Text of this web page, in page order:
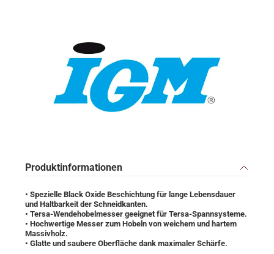
Produktinformationen
• Spezielle Black Oxide Beschichtung für lange Lebensdauer
und Haltbarkeit der Schneidkanten.
• Tersa-Wendehobelmesser geeignet für Tersa-Spannsysteme.
• Hochwertige Messer zum Hobeln von weichem und hartem
Massivholz.
• Glatte und saubere Oberfläche dank maximaler Schärfe.